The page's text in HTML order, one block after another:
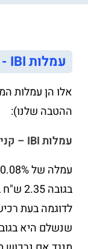
עמלות IBI - בורסה ישראלית
ההטבה שלנו):
עמלות IBI – קניית או מכירת מניות וקרנות סל:
בגובה 2.35 ש"ח בלבד.
שנשלם היא בגובה 8 ש"ח (לפי 0.08%